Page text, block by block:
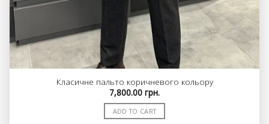
Класичне пальто коричневого кольору
7,800.00 грн.
ADD TO CART